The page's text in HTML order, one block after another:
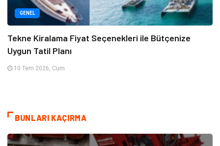
GENEL
Tekne Kiralama Fiyat Seçenekleri ile Bütçenize
Uygun Tatil Planı
10 Tem 2026, Cum
BUNLARI KAÇIRMA